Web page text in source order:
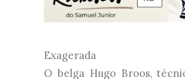
Exagerada
O belga Hugo Broos,